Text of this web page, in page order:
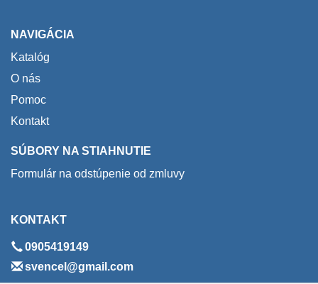
NAVIGÁCIA
Katalóg
O nás
Pomoc
Kontakt
SÚBORY NA STIAHNUTIE
Formulár na odstúpenie od zmluvy
KONTAKT
0905419149
svencel@gmail.com